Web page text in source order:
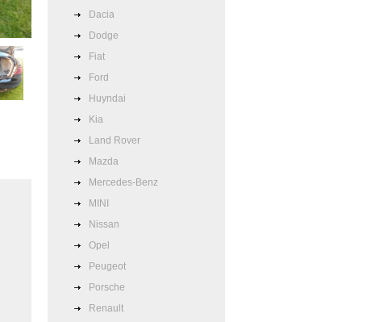
Dacia
Dodge
Fiat
Ford
Huyndai
Kia
Land Rover
Mazda
Mercedes-Benz
MINI
Nissan
Opel
Peugeot
Porsche
Renault